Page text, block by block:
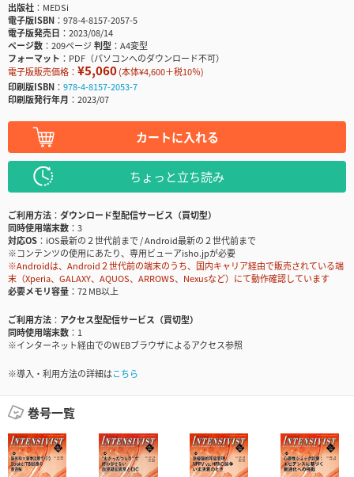
出版社
MEDSi
電子版ISBN
978-4-8157-2057-5
電子版発売日
2023/08/14
ページ数
209ページ判型
A4変型
フォーマット
PDF（パソコンへのダウンロード不可）
電子版販売価格： ¥5,060(本体¥4,600＋税10％)
印刷版ISBN
978-4-8157-2053-7
印刷版発行年月
2023/07
カートに入れる
ちょっと立ち読み
ご利用方法
ダウンロード型配信サービス（買切型）
同時使用端末数
3
対応OS
iOS最新の２世代前まで / Android最新の２世代前まで
※コンテンツの使用にあたり、専用ビューアisho.jpが必要
※Androidは、Android２世代前の端末のうち、国内キャリア経由で販売されている端
末（Xperia、GALAXY、AQUOS、ARROWS、Nexusなど）にて動作確認しています
必要メモリ容量
72 MB以上
ご利用方法
アクセス型配信サービス（買切型）
同時使用端末数
1
※インターネット経由でのWEBブラウザによるアクセス参照
※導入・利用方法の詳細はこちら
巻号一覧